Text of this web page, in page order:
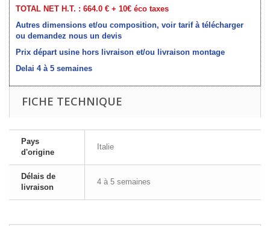
TOTAL NET H.T. : 664.0 € + 10€ éco taxes
Autres dimensions et/ou composition, voir tarif à télécharger
ou demandez nous un devis
Prix départ usine hors livraison et/ou livraison montage
Delai 4 à 5 semaines
FICHE TECHNIQUE
Pays
d'origine
Italie
Délais de
livraison
4 à 5 semaines